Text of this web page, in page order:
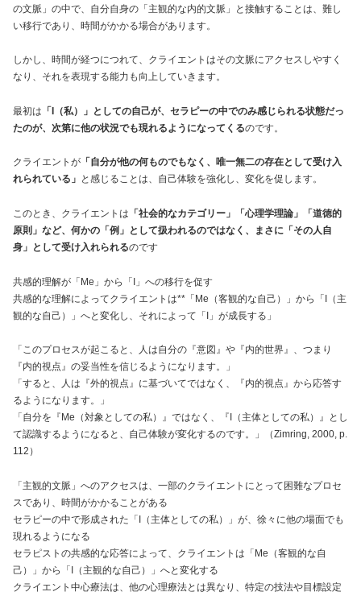
の文脈」の中で、自分自身の「主観的な内的文脈」と接触することは、難し
い移行であり、時間がかかる場合があります。
しかし、時間が経つにつれて、クライエントはその文脈にアクセスしやすく
なり、それを表現する能力も向上していきます。
最初は 「I（私）」としての自己が、セラピーの中でのみ感じられる状態だっ
たのが、次第に他の状況でも現れるようになってくるのです。
クライエントが 「自分が他の何ものでもなく、唯一無二の存在として受け入
れられている」 と感じることは、自己体験を強化し、変化を促します。
このとき、クライエントは 「社会的なカテゴリー」「心理学理論」「道徳的
原則」など、何かの「例」として扱われるのではなく、まさに「その人自
身」として受け入れられるのです
共感的理解が「Me」から「I」への移行を促す
共感的な理解によってクライエントは**「Me（客観的な自己）」から「I（主
観的な自己）」へと変化し、それによって「I」が成長する」
「このプロセスが起こると、人は自分の『意図』や『内的世界』、つまり
『内的視点』の妥当性を信じるようになります。」
「すると、人は『外的視点』に基づいてではなく、『内的視点』から応答す
るようになります。」
「自分を『Me（対象としての私）』ではなく、『I（主体としての私）』とし
て認識するようになると、自己体験が変化するのです。」（Zimring, 2000, p.
112）
「主観的文脈」へのアクセスは、一部のクライエントにとって困難なプロセ
スであり、時間がかかることがある
セラピーの中で形成された「I（主体としての私）」が、徐々に他の場面でも
現れるようになる
セラピストの共感的な応答によって、クライエントは「Me（客観的な自
己）」から「I（主観的な自己）」へと変化する
クライエント中心療法は、他の心理療法とは異なり、特定の技法や目標設定